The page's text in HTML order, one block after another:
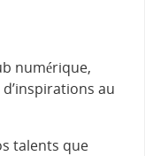
numérique,
au
talents que